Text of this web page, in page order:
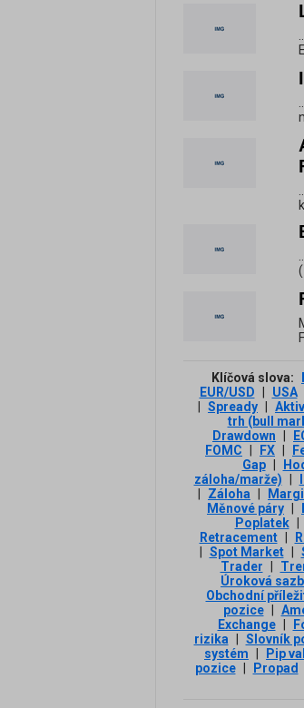
Klíčová slova:
EUR/USD
USA
Spready
trh (bull
Drawdown
FOMC
FX
Gap
záloha/marže)
Záloha
Měnové páry
Poplatek
Retracement
Spot Market
Trader
Úroková
Obchodní
pozice
Exchange
rizika
Slovník
systém
Pip
pozice
Propad